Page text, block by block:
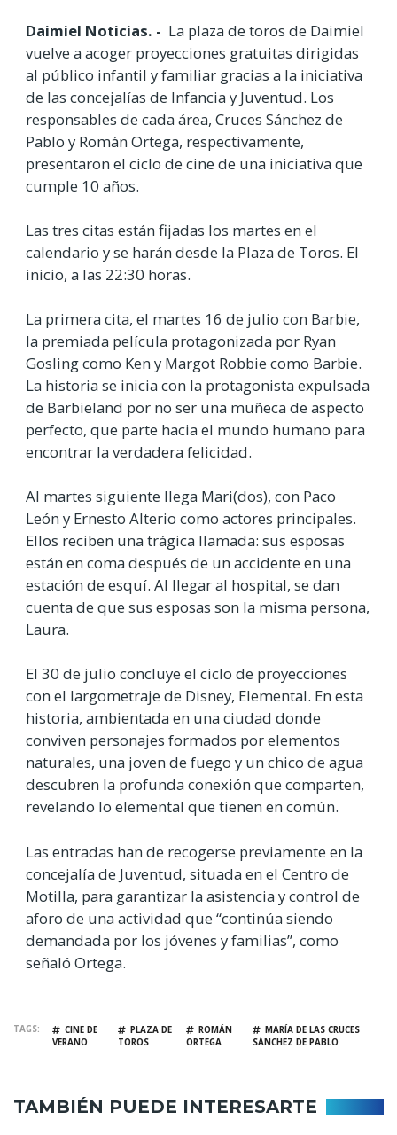
Daimiel Noticias. - La plaza de toros de Daimiel
vuelve a acoger proyecciones gratuitas dirigidas
al público infantil y familiar gracias a la iniciativa
de las concejalías de Infancia y Juventud. Los
responsables de cada área, Cruces Sánchez de
Pablo y Román Ortega, respectivamente,
presentaron el ciclo de cine de una iniciativa que
cumple 10 años.
Las tres citas están fijadas los martes en el
calendario y se harán desde la Plaza de Toros. El
inicio, a las 22:30 horas.
La primera cita, el martes 16 de julio con Barbie,
la premiada película protagonizada por Ryan
Gosling como Ken y Margot Robbie como Barbie.
La historia se inicia con la protagonista expulsada
de Barbieland por no ser una muñeca de aspecto
perfecto, que parte hacia el mundo humano para
encontrar la verdadera felicidad.
Al martes siguiente llega Mari(dos), con Paco
León y Ernesto Alterio como actores principales.
Ellos reciben una trágica llamada: sus esposas
están en coma después de un accidente en una
estación de esquí. Al llegar al hospital, se dan
cuenta de que sus esposas son la misma persona,
Laura.
El 30 de julio concluye el ciclo de proyecciones
con el largometraje de Disney, Elemental. En esta
historia, ambientada en una ciudad donde
conviven personajes formados por elementos
naturales, una joven de fuego y un chico de agua
descubren la profunda conexión que comparten,
revelando lo elemental que tienen en común.
Las entradas han de recogerse previamente en la
concejalía de Juventud, situada en el Centro de
Motilla, para garantizar la asistencia y control de
aforo de una actividad que “continúa siendo
demandada por los jóvenes y familias”, como
señaló Ortega.
TAGS
CINE DE
VERANO
PLAZA DE
TOROS
ROMÁN
ORTEGA
MARÍA DE LAS CRUCES
SÁNCHEZ DE PABLO
TAMBIÉN PUEDE INTERESARTE